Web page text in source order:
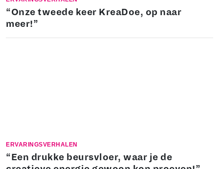
“Onze tweede keer KreaDoe, op naar
meer!”
ERVARINGSVERHALEN
“Een drukke beursvloer, waar je de